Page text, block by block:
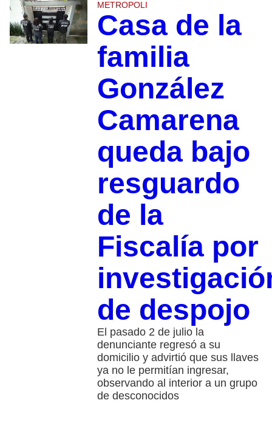
METROPOLI
Casa de la
familia
González
Camarena
queda bajo
resguardo
de la
Fiscalía por
de despojo
El pasado 2 de julio la
denunciante regresó a su
domicilio y advirtió que sus llaves
ya no le permitían ingresar,
observando al interior a un grupo
de desconocidos